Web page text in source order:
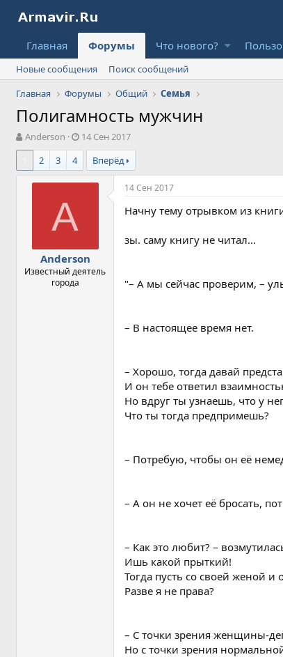
Главная Форумы Что нового?
Новые сообщения
Поиск сообщений
Главная
Форумы Общий Семья
Полигамность мужчин
А
в
о
Anderson
Д
а
а
н
а
14 Сен 2017
2 3 4 Вперёд
A
Anderson
Известный деятель
города
14 Сен 2017
Начну тему отрывком из
зы. саму книгу не читал...
"– А мы сейчас проверим, –
– В настоящее время нет.
– Хорошо, тогда давай
И он тебе ответил
Но вдруг ты узнаешь, что у
Что ты тогда предпримешь?
– Потребую, чтобы он её
– А он не хочет её бросать,
– Как это любит? –
Ишь какой прыткий!
Тогда пусть со своей женой и
Разве я не права?
– С точки зрения женщины-
Но с точки зрения